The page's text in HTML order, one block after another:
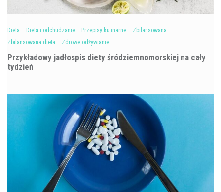
Dieta Dieta i odchudzanie Przepisy kulinarne
Zbilansowana
Zbilansowana dieta
Zdrowe odżywianie
Przykładowy jadłospis diety śródziemnomorskiej na cały
tydzień